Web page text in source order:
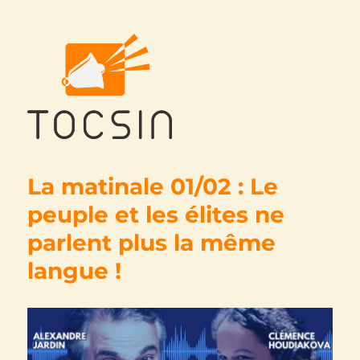
La matinale 01/02 : Le
peuple et les élites ne
parlent plus la même
langue !